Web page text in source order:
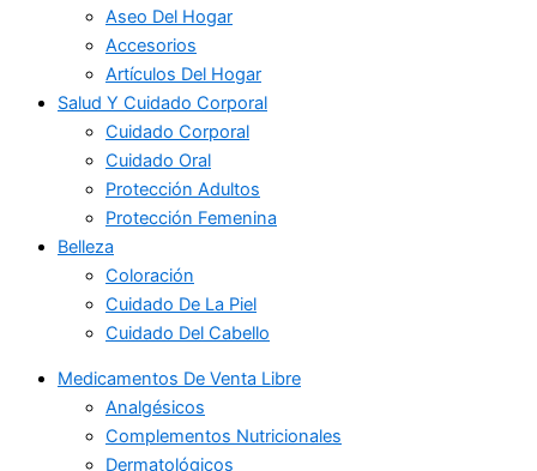
Aseo Del Hogar
Accesorios
Artículos Del Hogar
Salud Y Cuidado Corporal
Cuidado Corporal
Cuidado Oral
Protección Adultos
Protección Femenina
Belleza
Coloración
Cuidado De La Piel
Cuidado Del Cabello
Medicamentos De Venta Libre
Analgésicos
Complementos Nutricionales
Dermatológicos